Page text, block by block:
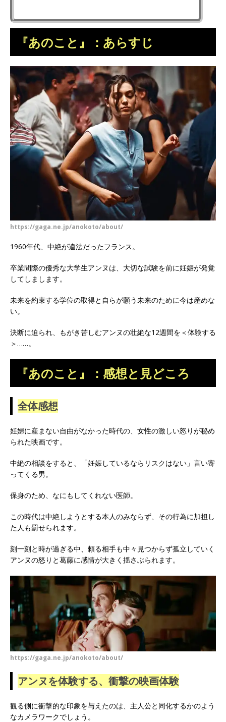
『あのこと』：あらすじ
https://gaga.ne.jp/anokoto/about/
1960年代、中絶が違法だったフランス。
卒業間際の優秀な大学生アンヌは、大切な試験を前に妊娠が発覚
してしまします。
未来を約束する学位の取得と自らが願う未来のために今は産めな
い。
決断に迫られ、もがき苦しむアンヌの壮絶な12週間を＜体験する
＞……。
『あのこと』：感想と見どころ
全体感想
妊婦に産まない自由がなかった時代の、女性の激しい怒りが秘め
られた映画です。
中絶の相談をすると、「妊娠しているならリスクはない」言い寄
ってくる男。
保身のため、なにもしてくれない医師。
この時代は中絶しようとする本人のみならず、その行為に加担し
た人も罰せられます。
刻一刻と時が過ぎる中、頼る相手も中々見つからず孤立していく
アンヌの怒りと葛藤に感情が大きく揺さぶられます。
https://gaga.ne.jp/anokoto/about/
アンヌを体験する、衝撃の映画体験
観る側に衝撃的な印象を与えたのは、主人公と同化するかのよう
なカメラワークでしょう。